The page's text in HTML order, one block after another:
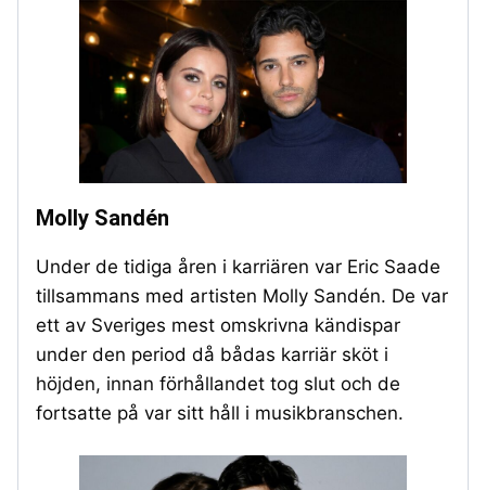
Molly Sandén
Under de tidiga åren i karriären var Eric Saade
tillsammans med artisten Molly Sandén. De var
ett av Sveriges mest omskrivna kändispar
under den period då bådas karriär sköt i
höjden, innan förhållandet tog slut och de
fortsatte på var sitt håll i musikbranschen.